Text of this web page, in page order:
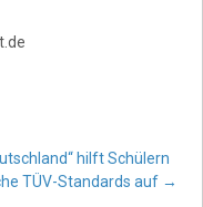
hilft Schülern
TÜV-Standards auf →